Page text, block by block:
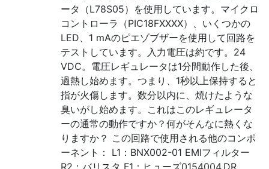
ータ（L78S05）を使用しています。マイクロ
コントローラ（PIC18FXXXX）、いくつかの
LED、1 mAのピエゾブザーを使用して回路を
テストしています。入力電圧は約です。24
VDC。電圧レギュレータは1分間動作した後、
過熱し始めます。つまり、1秒以上保持すると
指が火傷します。数分以内に、焼けたような
臭いがし始めます。これはこのレギュレータ
ーの通常の動作ですか？何がそんなに熱くな
りますか？ この回路で使用される他のコンポ
ーネント： L1：BNX002-01 EMIフィルター
R2：バリスタ F1：ヒューズ0154004.DR